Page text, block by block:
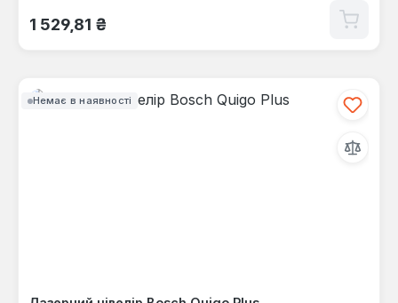
Звичайна ціна:
1 529,81 ₴
Немає в наявності